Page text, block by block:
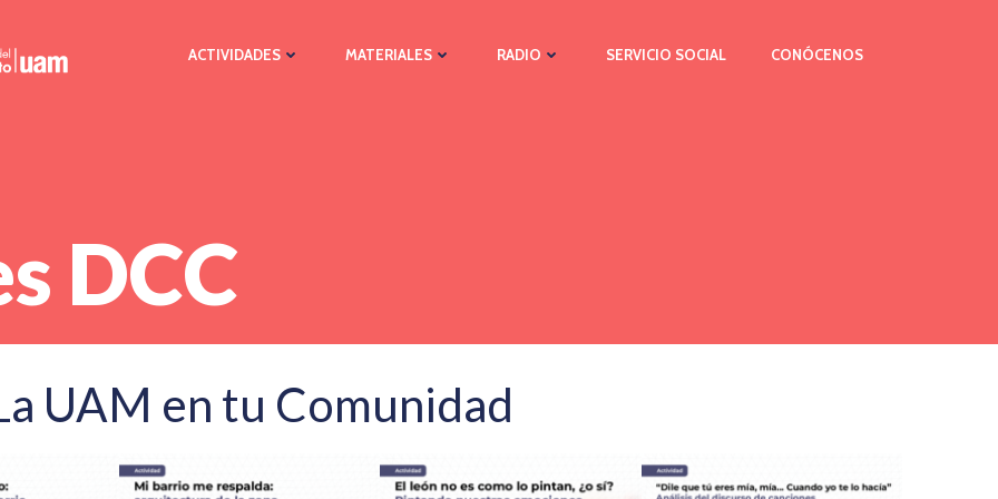
ACTIVIDADES MATERIALES RADIO SERVICIO SOCIAL CONÓCENOS
DCC
UAM en tu Comunidad